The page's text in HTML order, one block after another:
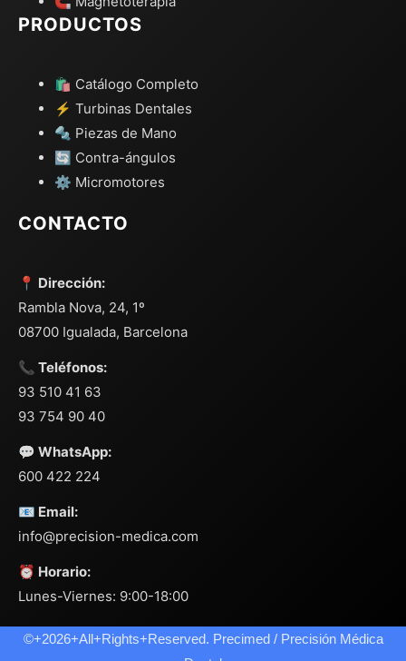
PRODUCTOS
🛍️ Catálogo Completo
⚡ Turbinas Dentales
🔩 Piezas de Mano
🔄 Contra-ángulos
⚙️ Micromotores
CONTACTO
📍 Dirección:
Rambla Nova, 24, 1º
08700 Igualada, Barcelona
📞 Teléfonos:
93 510 41 63
93 754 90 40
💬 WhatsApp:
600 422 224
📧 Email:
info@precision-medica.com
⏰ Horario:
Lunes-Viernes: 9:00-18:00
©+2026+All+Rights+Reserved. Precimed / Precisión Médica